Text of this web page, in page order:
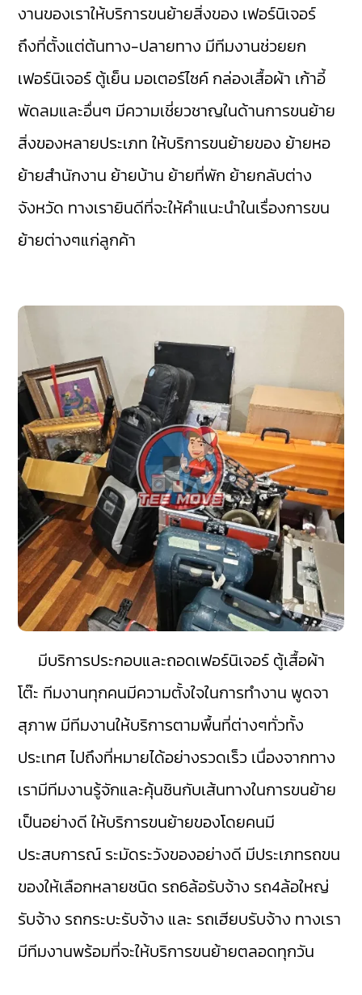
งานของเราให้บริการขนย้ายสิ่งของ เฟอร์นิเจอร์
ถึงที่ตั้งแต่ต้นทาง-ปลายทาง มีทีมงานช่วยยก
เฟอร์นิเจอร์ ตู้เย็น มอเตอร์ไซค์ กล่องเสื้อผ้า เก้าอี้
พัดลมและอื่นๆ มีความเชี่ยวชาญในด้านการขนย้าย
สิ่งของหลายประเภท ให้บริการขนย้ายของ ย้ายหอ
ย้ายสำนักงาน ย้ายบ้าน ย้ายที่พัก ย้ายกลับต่าง
จังหวัด ทางเรายินดีที่จะให้คำแนะนำในเรื่องการขน
ย้ายต่างๆแก่ลูกค้า
มีบริการประกอบและถอดเฟอร์นิเจอร์ ตู้เสื้อผ้า
โต๊ะ ทีมงานทุกคนมีความตั้งใจในการทำงาน พูดจา
สุภาพ มีทีมงานให้บริการตามพื้นที่ต่างๆทั่วทั้ง
ประเทศ ไปถึงที่หมายได้อย่างรวดเร็ว เนื่องจากทาง
เรามีทีมงานรู้จักและคุ้นชินกับเส้นทางในการขนย้าย
เป็นอย่างดี ให้บริการขนย้ายของโดยคนมี
ประสบการณ์ ระมัดระวังของอย่างดี มีประเภทรถขน
ของให้เลือกหลายชนิด รถ6ล้อรับจ้าง รถ4ล้อใหญ่
รับจ้าง รถกระบะรับจ้าง และ รถเฮียบรับจ้าง ทางเรา
มีทีมงานพร้อมที่จะให้บริการขนย้ายตลอดทุกวัน